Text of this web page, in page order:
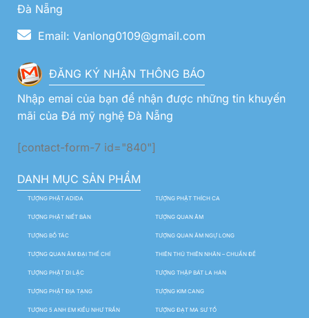
Đà Nẵng
Email: Vanlong0109@gmail.com
ĐĂNG KÝ NHẬN THÔNG BÁO
Nhập emai của bạn để nhận được những tin khuyến
mãi của Đá mỹ nghệ Đà Nẵng
[contact-form-7 id="840"]
DANH MỤC SẢN PHẨM
TƯỢNG PHẬT ADIDA TƯỢNG PHẬT THÍCH CA
TƯỢNG PHẬT NIẾT BÀN TƯỢNG QUAN ÂM
TƯỢNG BỒ TÁC TƯỢNG QUAN ÂM NGỰ LONG
TƯỢNG QUAN ÂM ĐẠI THẾ CHÍ THIÊN THỦ THIÊN NHÃN – CHUẨN ĐỀ
TƯỢNG PHẬT DI LẶC TƯỢNG THẬP BÁT LA HÁN
TƯỢNG PHẬT ĐỊA TẠNG TƯỢNG KIM CANG
TƯỢNG 5 ANH EM KIỀU NHƯ TRẦN TƯỢNG ĐẠT MA SƯ TỔ